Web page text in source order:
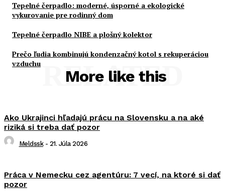
Tepelné čerpadlo: moderné, úsporné a ekologické
vykurovanie pre rodinný dom
Tepelné čerpadlo NIBE a plošný kolektor
Prečo ľudia kombinujú kondenzačný kotol s rekuperáciou
vzduchu
More like this
RELATED
Ako Ukrajinci hľadajú prácu na Slovensku a na aké
riziká si treba dať pozor
Meldssk - 21. Júla 2026
Práca v Nemecku cez agentúru: 7 vecí, na ktoré si dať
pozor